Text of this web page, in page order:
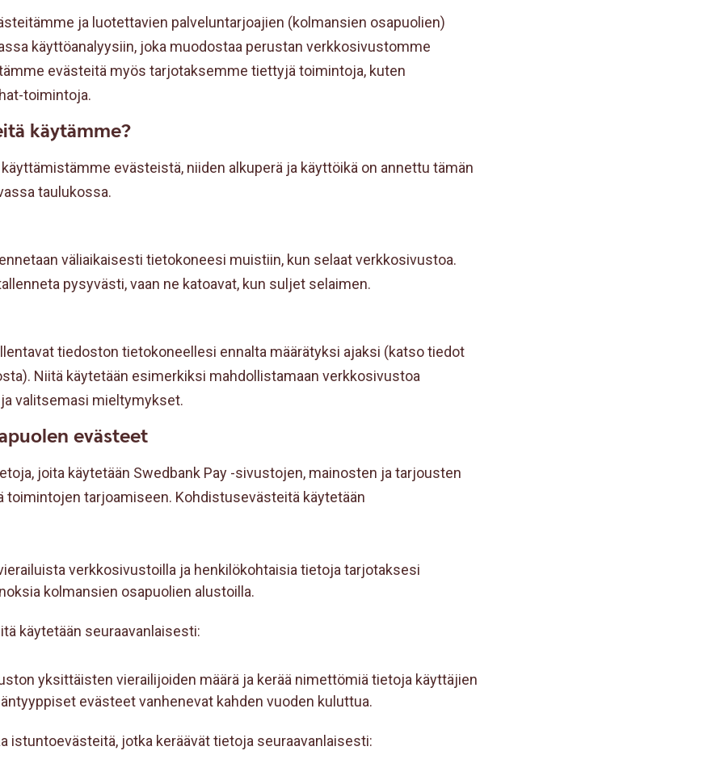
ja luotettavien palveluntarjoajien (kolmansien osapuolien)
käyttöanalyysiin, joka muodostaa perustan verkkosivustomme
evästeitä myös tarjotaksemme tiettyjä toimintoja, kuten
toimintoja.
käytämme?
evästeistä, niiden alkuperä ja käyttöikä on annettu tämän
taulukossa.
väliaikaisesti tietokoneesi muistiin, kun selaat verkkosivustoa.
pysyvästi, vaan ne katoavat, kun suljet selaimen.
tiedoston tietokoneellesi ennalta määrätyksi ajaksi (katso tiedot
Niitä käytetään esimerkiksi mahdollistamaan verkkosivustoa
valitsemasi mieltymykset.
evästeet
joita käytetään Swedbank Pay -sivustojen, mainosten ja tarjousten
toimintojen tarjoamiseen. Kohdistusevästeitä käytetään
verkkosivustoilla ja henkilökohtaisia tietoja tarjotaksesi
kolmansien osapuolien alustoilla.
käytetään seuraavanlaisesti:
yksittäisten vierailijoiden määrä ja kerää nimettömiä tietoja käyttäjien
evästeet vanhenevat kahden vuoden kuluttua.
istuntoevästeitä, jotka keräävät tietoja seuraavanlaisesti: